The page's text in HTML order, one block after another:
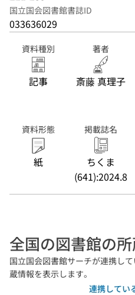
国立国会図書館書誌ID
033636029
資料種別
記事
著者
斎藤 真理子
資料形態
紙
掲載誌名
ちくま
(641):2024.8
全国の図書館の
国立国会図書館サーチが連携し
蔵情報を表示します。
連携してい